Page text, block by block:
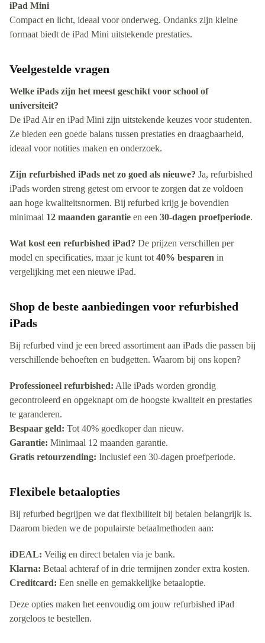
iPad Mini
Compact en licht, ideaal voor onderweg. Ondanks zijn kleine
formaat biedt de iPad Mini uitstekende prestaties.
Veelgestelde vragen
Welke iPads zijn het meest geschikt voor school of
universiteit?
De iPad Air en iPad Mini zijn uitstekende keuzes voor studenten.
Ze bieden een goede balans tussen prestaties en draagbaarheid,
ideaal voor notities maken en onderzoek.
Zijn refurbished iPads net zo goed als nieuwe? Ja, refurbished
iPads worden streng getest om ervoor te zorgen dat ze voldoen
aan hoge kwaliteitsnormen. Bij refurbed krijg je bovendien
minimaal 12 maanden garantie en een 30-dagen proefperiode.
Wat kost een refurbished iPad? De prijzen verschillen per
model en specificaties, maar je kunt tot 40% besparen in
vergelijking met een nieuwe iPad.
Shop de beste aanbiedingen voor refurbished
iPads
Bij refurbed vind je een breed assortiment aan iPads die passen bij
verschillende behoeften en budgetten. Waarom bij ons kopen?
Professioneel refurbished: Alle iPads worden grondig
gecontroleerd en opgeknapt om de hoogste kwaliteit en prestaties
te garanderen.
Bespaar geld: Tot 40% goedkoper dan nieuw.
Garantie: Minimaal 12 maanden garantie.
Gratis retourzending: Inclusief een 30-dagen proefperiode.
Flexibele betaalopties
Bij refurbed begrijpen we dat flexibiliteit bij betalen belangrijk is.
Daarom bieden we de populairste betaalmethoden aan:
iDEAL: Veilig en direct betalen via je bank.
Klarna: Betaal achteraf of in drie termijnen zonder extra kosten.
Creditcard: Een snelle en gemakkelijke betaaloptie.
Deze opties maken het eenvoudig om jouw refurbished iPad
zorgeloos te bestellen.